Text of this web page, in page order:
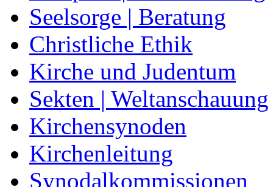
Seelsorge | Beratung
Christliche Ethik
Kirche und Judentum
Sekten | Weltanschauung
Kirchensynoden
Kirchenleitung
Synodalkommissionen